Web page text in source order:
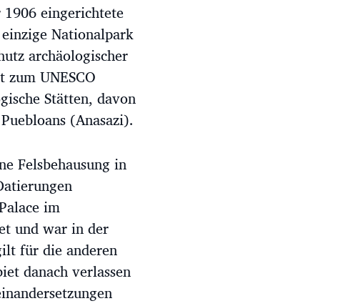
eingerichtete
Nationalpark
archäologischer
UNESCO
Stätten, davon
(Anasazi).
Felsbehausung in
im
und war in der
für die anderen
danach verlassen